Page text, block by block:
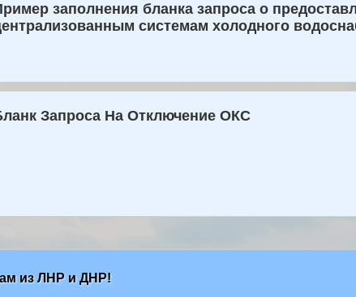
заполнения бланка запроса о
системам холодного
Запроса На Отключение ОКС
из ЛНР и ДНР!